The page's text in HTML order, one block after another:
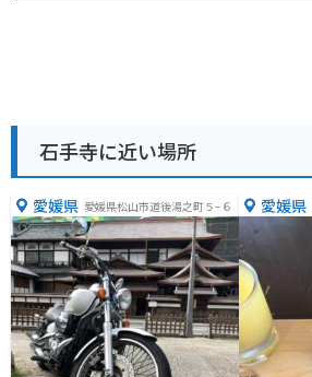
石手寺に近い場所
愛媛県 愛媛県松山市道後湯之町５−６ 愛媛県